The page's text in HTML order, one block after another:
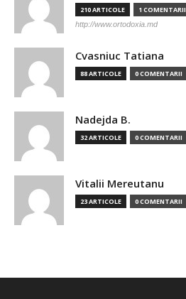
210 ARTICOLE 1 COMENTARII
http://www.ortodoxia.md
Cvasniuc Tatiana
88 ARTICOLE 0 COMENTARII
Nadejda B.
32 ARTICOLE 0 COMENTARII
Vitalii Mereutanu
23 ARTICOLE 0 COMENTARII